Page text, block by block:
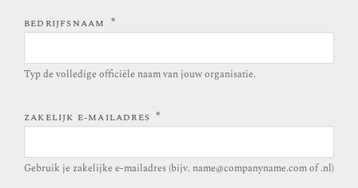
BEDRIJFSNAAM *
Typ de volledige officiële naam van jouw organisatie.
ZAKELIJK E-MAILADRES *
Gebruik je zakelijke e-mailadres (bijv. name@companyname.com of .nl)